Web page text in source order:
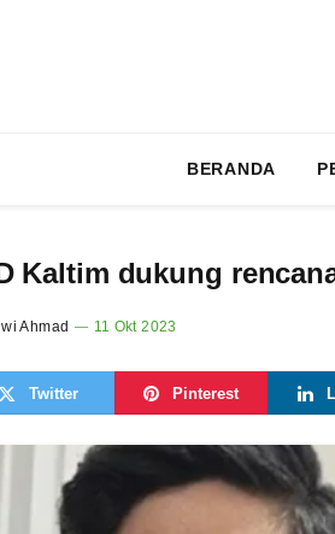
BERANDA
Kaltim dukung
Ahmad 11 Okt 2023
Twitter Pinterest